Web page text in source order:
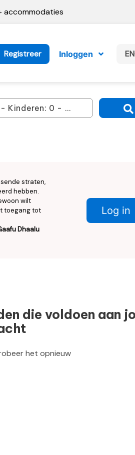
accommodaties
Registreer Inloggen
straten,
hebben.
wilt
toegang tot
Dhaalu
Log in
die voldoen aan
het opnieuw